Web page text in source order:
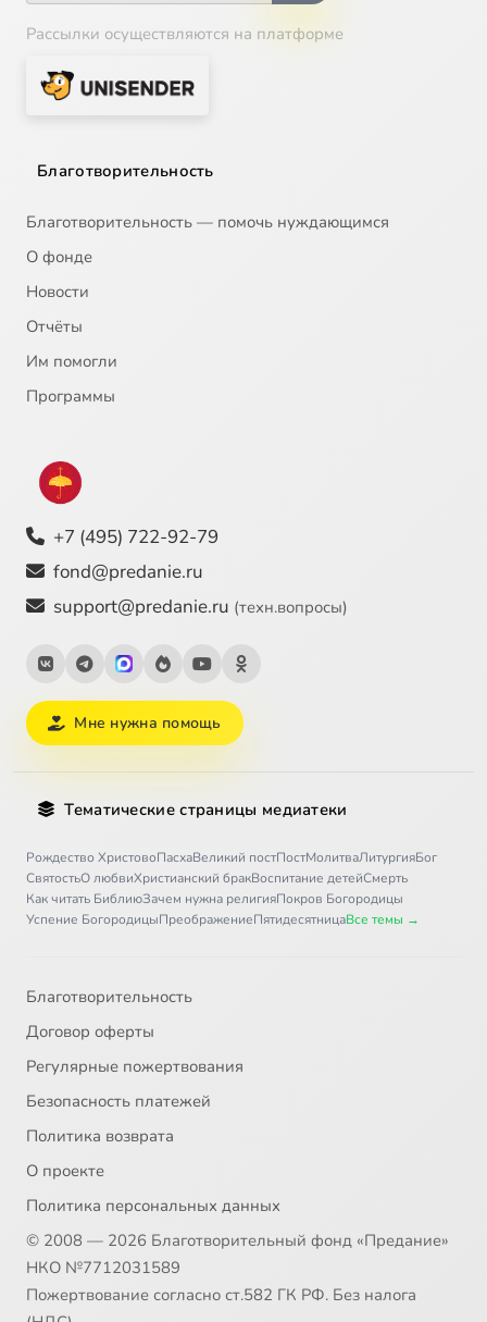
Рассылки осуществляются на платформе
Благотворительность
Благотворительность — помочь нуждающимся
О фонде
Новости
Отчёты
Им помогли
Программы
+7 (495) 722-92-79
fond@predanie.ru
support@predanie.ru (техн.вопросы)
Мне нужна помощь
Тематические страницы медиатеки
Рождество ХристовоПасхаВеликий постПостМолитваЛитургияБог
СвятостьО любвиХристианский бракВоспитание детейСмерть
Как читать БиблиюЗачем нужна религияПокров Богородицы
Успение БогородицыПреображениеПятидесятницаВсе темы →
Благотворительность
Договор оферты
Регулярные пожертвования
Безопасность платежей
Политика возврата
О проекте
Политика персональных данных
© 2008 — 2026 Благотворительный фонд «Предание»
НКО №7712031589
Пожертвование согласно ст.582 ГК РФ. Без налога